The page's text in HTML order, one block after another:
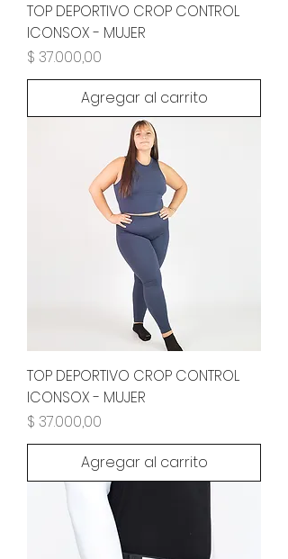
TOP DEPORTIVO CROP CONTROL
ICONSOX - MUJER
Precio
$ 37.000,00
Agregar al carrito
TOP DEPORTIVO CROP CONTROL
ICONSOX - MUJER
Precio
$ 37.000,00
Agregar al carrito